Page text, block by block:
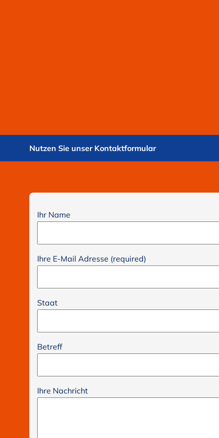
Nutzen Sie unser Kontaktformular
Ihr Name
Ihre E-Mail Adresse (required)
Staat
Betreff
Ihre Nachricht